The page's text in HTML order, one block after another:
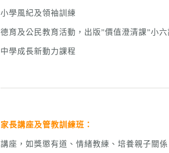
小學風紀及領袖訓練
德育及公民教育活動，出版”價值澄清課”小
中學成長新動力課程
家長講座及管教訓練班：
講座，如獎懲有道、情緒教練、培養親子關